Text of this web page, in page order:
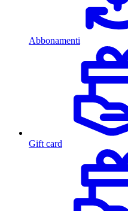
Abbonamenti
Gift card